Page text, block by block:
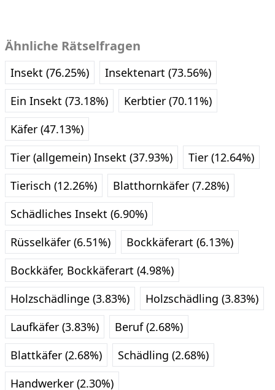
Ähnliche Rätselfragen
Insekt (76.25%)
Insektenart (73.56%)
Ein Insekt (73.18%)
Kerbtier (70.11%)
Käfer (47.13%)
Tier (allgemein) Insekt (37.93%)
Tier (12.64%)
Tierisch (12.26%)
Blatthornkäfer (7.28%)
Schädliches Insekt (6.90%)
Rüsselkäfer (6.51%)
Bockkäferart (6.13%)
Bockkäfer, Bockkäferart (4.98%)
Holzschädlinge (3.83%)
Holzschädling (3.83%)
Laufkäfer (3.83%)
Beruf (2.68%)
Blattkäfer (2.68%)
Schädling (2.68%)
Handwerker (2.30%)